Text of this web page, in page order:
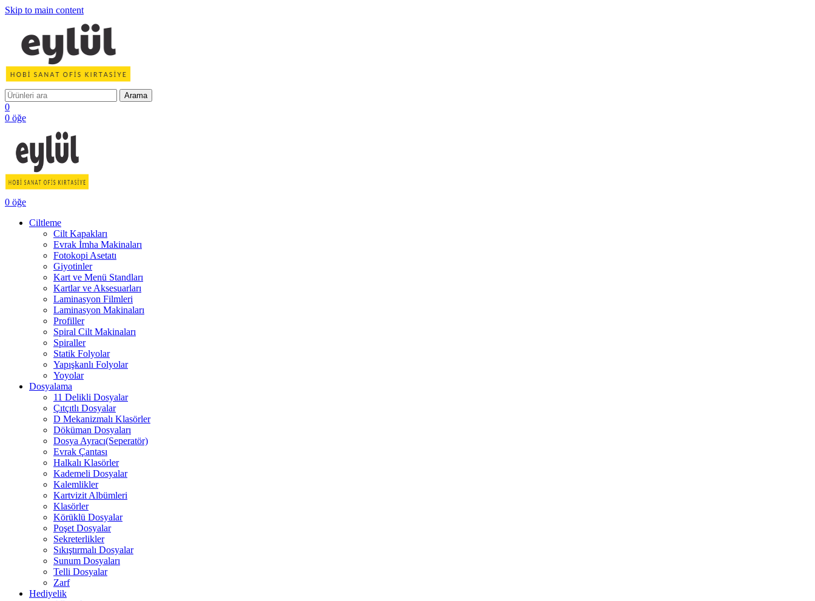
Skip to main content
Arama
0
0 öğe
0 öğe
Ciltleme
Cilt Kapakları
Evrak İmha Makinaları
Fotokopi Asetatı
Giyotinler
Kart ve Menü Standları
Kartlar ve Aksesuarları
Laminasyon Filmleri
Laminasyon Makinaları
Profiller
Spiral Cilt Makinaları
Spiraller
Statik Folyolar
Yapışkanlı Folyolar
Yoyolar
Dosyalama
11 Delikli Dosyalar
Çıtçıtlı Dosyalar
D Mekanizmalı Klasörler
Döküman Dosyaları
Dosya Ayracı(Seperatör)
Evrak Çantası
Halkalı Klasörler
Kademeli Dosyalar
Kalemlikler
Kartvizit Albümleri
Klasörler
Körüklü Dosyalar
Poşet Dosyalar
Sekreterlikler
Sıkıştırmalı Dosyalar
Sunum Dosyaları
Telli Dosyalar
Zarf
Hediyelik